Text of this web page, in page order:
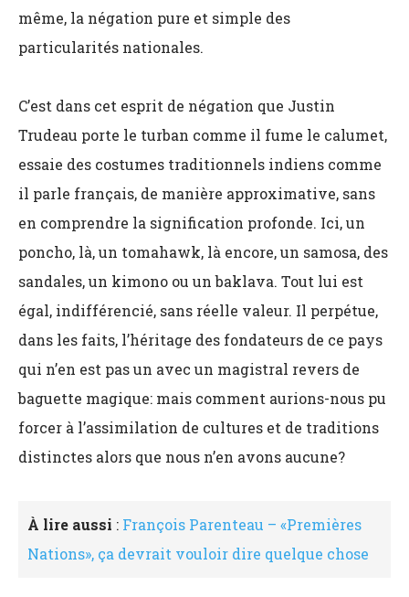
même, la négation pure et simple des
particularités nationales.
C’est dans cet esprit de négation que Justin
Trudeau porte le turban comme il fume le calumet,
essaie des costumes traditionnels indiens comme
il parle français, de manière approximative, sans
en comprendre la signification profonde. Ici, un
poncho, là, un tomahawk, là encore, un samosa, des
sandales, un kimono ou un baklava. Tout lui est
égal, indifférencié, sans réelle valeur. Il perpétue,
dans les faits, l’héritage des fondateurs de ce pays
qui n’en est pas un avec un magistral revers de
baguette magique: mais comment aurions-nous pu
forcer à l’assimilation de cultures et de traditions
distinctes alors que nous n’en avons aucune?
À lire aussi : François Parenteau – «Premières
Nations», ça devrait vouloir dire quelque chose